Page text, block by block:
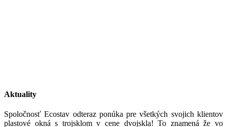
Aktuality
Spoločnosť Ecostav odteraz ponúka pre všetkých svojich klientov
plastové okná s trojsklom v cene dvojskla! To znamená že vo